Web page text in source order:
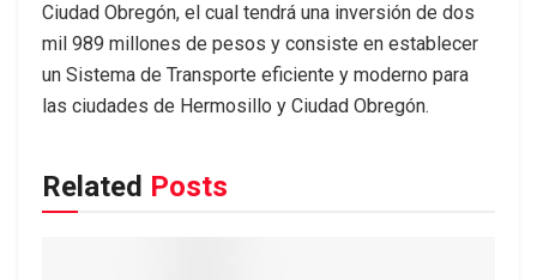
Ciudad Obregón, el cual tendrá una inversión de dos
mil 989 millones de pesos y consiste en establecer
un Sistema de Transporte eficiente y moderno para
las ciudades de Hermosillo y Ciudad Obregón.
Related Posts